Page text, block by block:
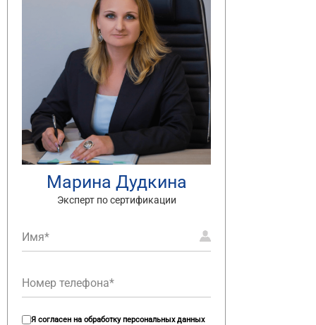
Марина Дудкина
Эксперт по сертификации
Я согласен на обработку персональных данных